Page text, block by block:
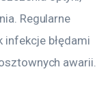
Regularne
błędami
awarii.